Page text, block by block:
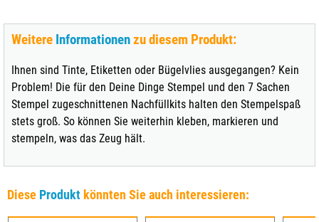
Weitere Informationenzu diesem Produkt:
Ihnen sind Tinte, Etiketten oder Bügelvlies ausgegangen? Kein
Problem! Die für den Deine Dinge Stempel und den 7 Sachen
Stempel zugeschnittenen Nachfüllkits halten den Stempelspaß
stets groß. So können Sie weiterhin kleben, markieren und
stempeln, was das Zeug hält.
Diese Produkt könnten Sie auch interessieren: